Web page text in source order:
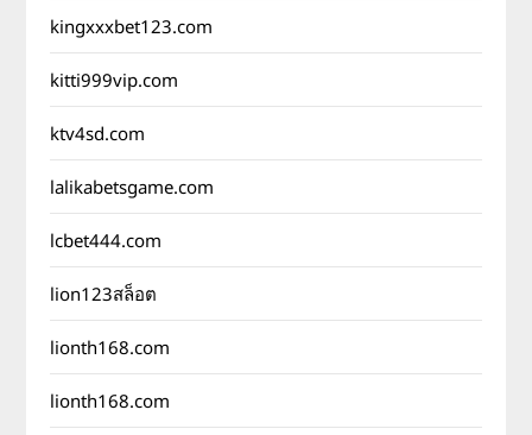
kingxxxbet123.com
kitti999vip.com
ktv4sd.com
lalikabetsgame.com
lcbet444.com
lion123สล็อต
lionth168.com
lionth168.com